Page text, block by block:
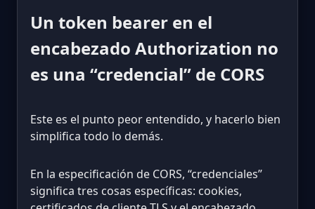
Un token bearer en el
encabezado Authorization no
es una “credencial” de CORS
Este es el punto peor entendido, y hacerlo bien
simplifica todo lo demás.
En la especificación de CORS, “credenciales”
significa tres cosas específicas: cookies,